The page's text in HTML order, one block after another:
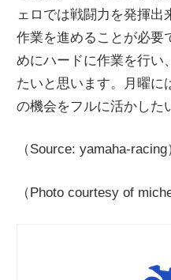
ェロでは戦闘力を発揮出
作業を進めることが必要
めにハードに作業を行い
たいと思います。月曜に
の機会をフルに活かした
（Source: yamaha-racing
（Photo courtesy of